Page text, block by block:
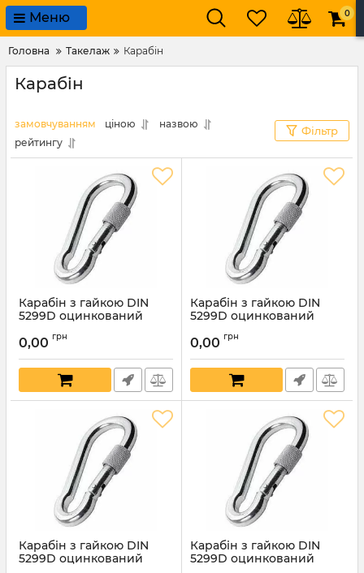
Меню 0
Головна Такелаж Карабін
Карабін
замовчуванням ціною
назвою
рейтингу
Фільтр
Карабін з гайкою DIN
5299D оцинкований
0,00 грн
Карабін з гайкою DIN
5299D оцинкований
0,00 грн
Карабін з гайкою DIN
5299D оцинкований
Карабін з гайкою DIN
5299D оцинкований